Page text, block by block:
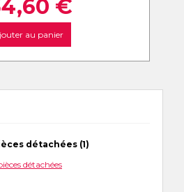
€
au panier
détachées (1)
détachées